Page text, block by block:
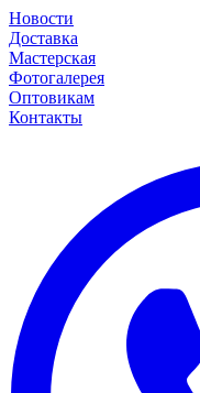
Новости
Доставка
Мастерская
Фотогалерея
Оптовикам
Контакты